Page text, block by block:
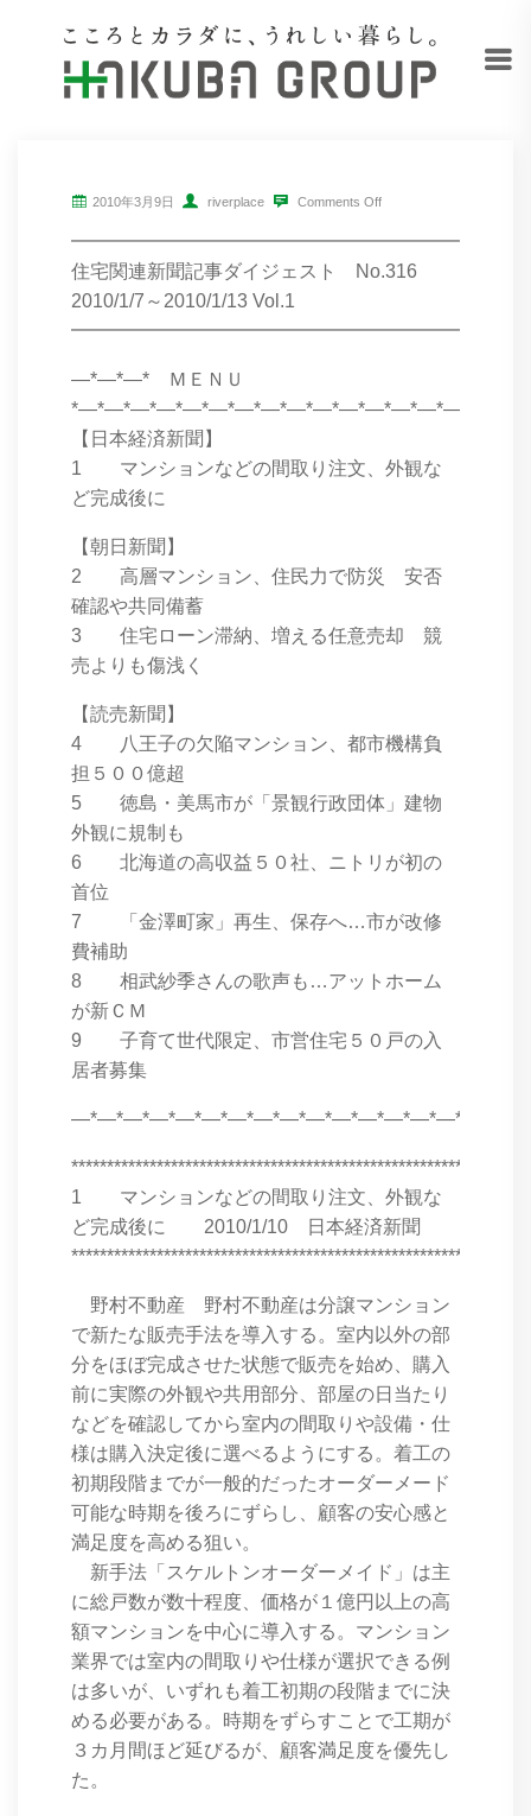
2010年3月9日 riverplace Comments Off
住宅関連新聞記事ダイジェスト No.316
2010/1/7～2010/1/13 Vol.1
―*―*―* ＭＥＮＵ
【日本経済新聞】
1 マンションなどの間取り注文、外観な
ど完成後に
【朝日新聞】
2 高層マンション、住民力で防災 安否
確認や共同備蓄
3 住宅ローン滞納、増える任意売却 競
売よりも傷浅く
【読売新聞】
4 八王子の欠陥マンション、都市機構負
担５００億超
5 徳島・美馬市が「景観行政団体」建物
外観に規制も
6 北海道の高収益５０社、ニトリが初の
首位
7 「金澤町家」再生、保存へ…市が改修
費補助
8 相武紗季さんの歌声も…アットホーム
が新ＣＭ
9 子育て世代限定、市営住宅５０戸の入
居者募集
1 マンションなどの間取り注文、外観な
ど完成後に 2010/1/10 日本経済新聞
野村不動産 野村不動産は分譲マンション
で新たな販売手法を導入する。室内以外の部
分をほぼ完成させた状態で販売を始め、購入
前に実際の外観や共用部分、部屋の日当たり
などを確認してから室内の間取りや設備・仕
様は購入決定後に選べるようにする。着工の
初期段階までが一般的だったオーダーメード
可能な時期を後ろにずらし、顧客の安心感と
満足度を高める狙い。
新手法「スケルトンオーダーメイド」は主
に総戸数が数十程度、価格が１億円以上の高
額マンションを中心に導入する。マンション
業界では室内の間取りや仕様が選択できる例
は多いが、いずれも着工初期の段階までに決
める必要がある。時期をずらすことで工期が
３カ月間ほど延びるが、顧客満足度を優先し
た。